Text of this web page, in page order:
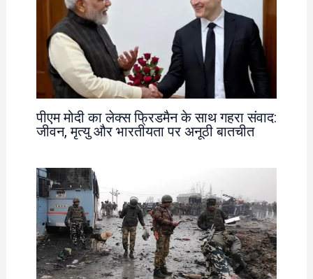
पीएम मोदी का लेक्स फ्रिडमैन के साथ गहरा संवाद:
जीवन, मृत्यु और भारतीयता पर अनूठी बातचीत